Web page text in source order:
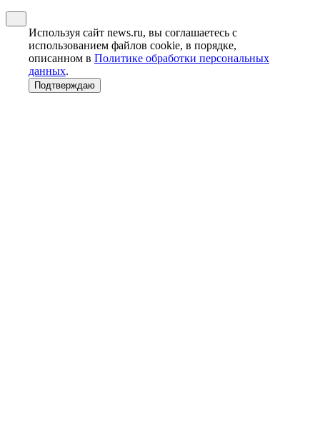
Используя сайт news.ru, вы соглашаетесь с
использованием файлов cookie, в порядке,
описанном в Политике обработки персональных
данных.
Подтверждаю